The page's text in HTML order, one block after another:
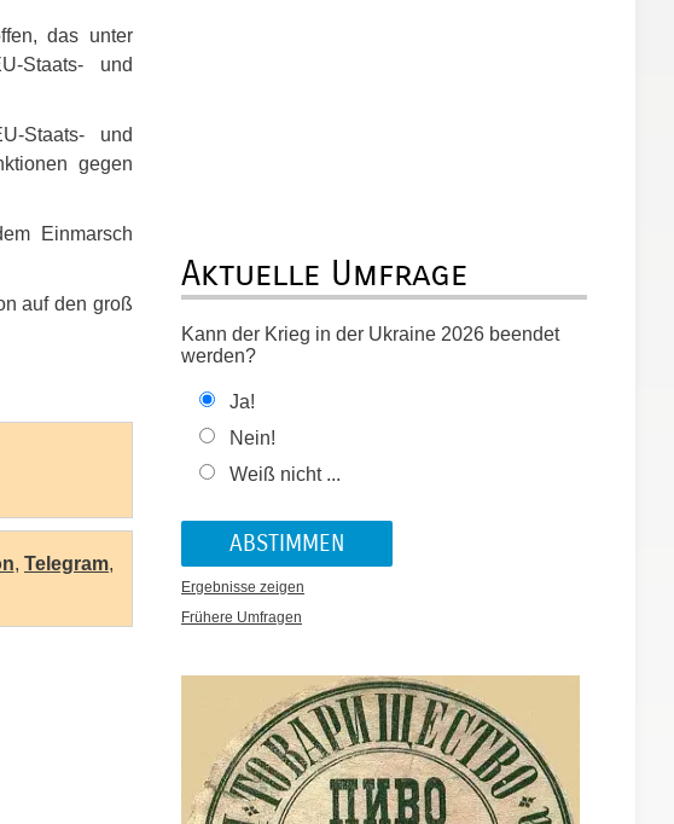
das unter
Staats- und
Staats- und
gegen
Einmarsch
auf den groß
, Telegram,
Aktuelle Umfrage
Kann der Krieg in der Ukraine 2026 beendet
werden?
Ja!
Nein!
Weiß nicht ...
Ergebnisse zeigen
Frühere Umfragen